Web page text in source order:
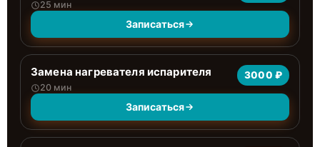
25 мин
Записаться
Замена нагревателя испарителя
20 мин
3000 ₽
Записаться